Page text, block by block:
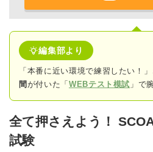
編集部より
「本番に近い環境で練習したい！
間 が付いた「 WEBテスト模試 」で
全て押さえよう！
試験